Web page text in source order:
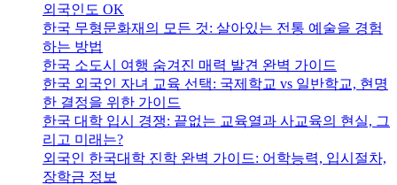
외국인도 OK
한국 무형문화재의 모든 것: 살아있는 전통 예술을 경험
하는 방법
한국 소도시 여행 숨겨진 매력 발견 완벽 가이드
한국 외국인 자녀 교육 선택: 국제학교 vs 일반학교, 현명
한 결정을 위한 가이드
한국 대학 입시 경쟁: 끝없는 교육열과 사교육의 현실, 그
리고 미래는?
외국인 한국대학 진학 완벽 가이드: 어학능력, 입시절차,
장학금 정보